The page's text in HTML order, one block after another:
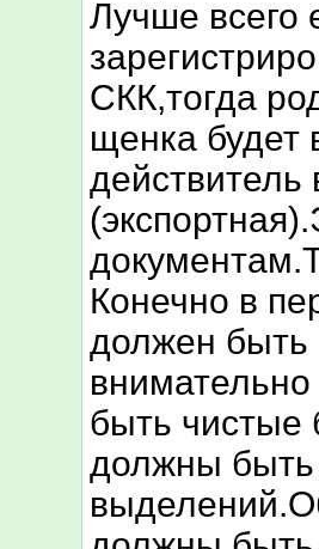
Лучше всего
СКК,тогда
щенка
действитель
Конечно в
должен быть
быть чистые
должны быть